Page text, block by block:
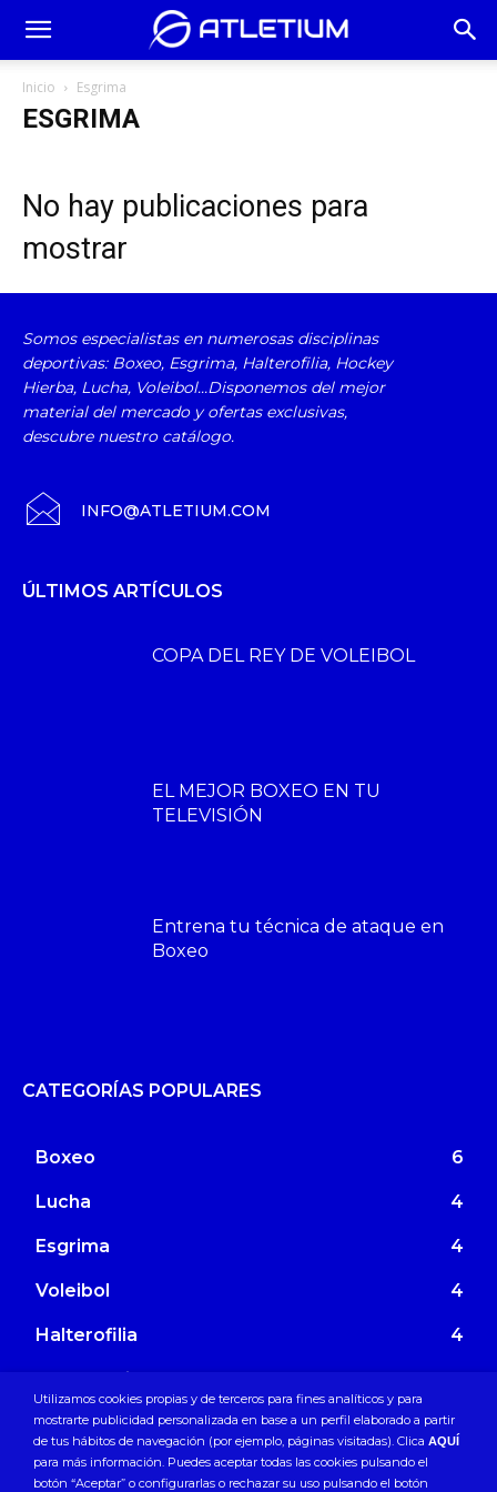
Atletium
Inicio Esgrima
ESGRIMA
No hay publicaciones para
mostrar
Somos especialistas en numerosas disciplinas
deportivas: Boxeo, Esgrima, Halterofilia, Hockey
Hierba, Lucha, Voleibol...Disponemos del mejor
material del mercado y ofertas exclusivas,
descubre nuestro catálogo.
INFO@ATLETIUM.COM
ÚLTIMOS ARTÍCULOS
COPA DEL REY DE VOLEIBOL
EL MEJOR BOXEO EN TU
TELEVISIÓN
Entrena tu técnica de ataque en
Boxeo
CATEGORÍAS POPULARES
Boxeo 6
Lucha 4
Esgrima 4
Voleibol 4
Halterofilia 4
Utilizamos cookies propias y de terceros para fines analíticos y para
mostrarte publicidad personalizada en base a un perfil elaborado a partir
de tus hábitos de navegación (por ejemplo, páginas visitadas). Clica AQUÍ
para más información. Puedes aceptar todas las cookies pulsando el
botón “Aceptar” o configurarlas o rechazar su uso pulsando el botón